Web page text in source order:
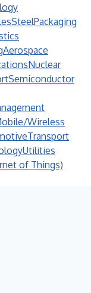
SteelPackaging
Aerospace
Nuclear
Semiconductor
Wireless
Transport
Utilities
of Things)